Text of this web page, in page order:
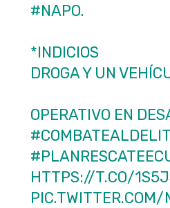
#NAPO.
*INDICIOS
DROGA Y UN
OPERATIVO EN
HTTPS://T.CO/